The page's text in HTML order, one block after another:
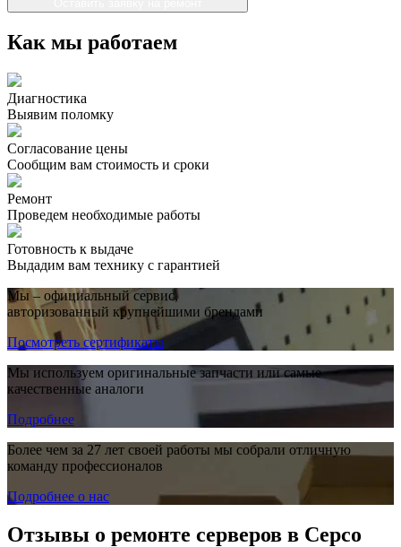
Как мы работаем
Диагностика
Выявим поломку
Согласование цены
Сообщим вам стоимость и сроки
Ремонт
Проведем необходимые работы
Готовность к выдаче
Выдадим вам технику с гарантией
Мы – официальный сервис,
авторизованный крупнейшими брендами
Посмотреть сертификаты
Мы используем оригинальные запчасти или самые
качественные аналоги
Подробнее
Более чем за 27 лет своей работы мы собрали отличную
команду профессионалов
Подробнее о нас
Отзывы о ремонте серверов в Серсо